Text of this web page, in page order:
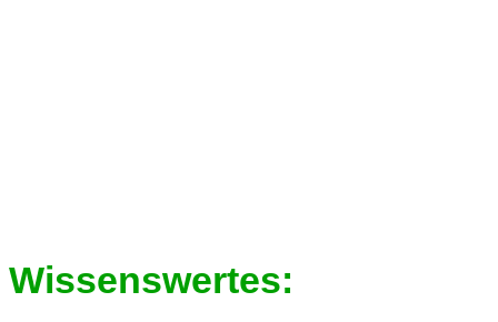
Wissenswertes: